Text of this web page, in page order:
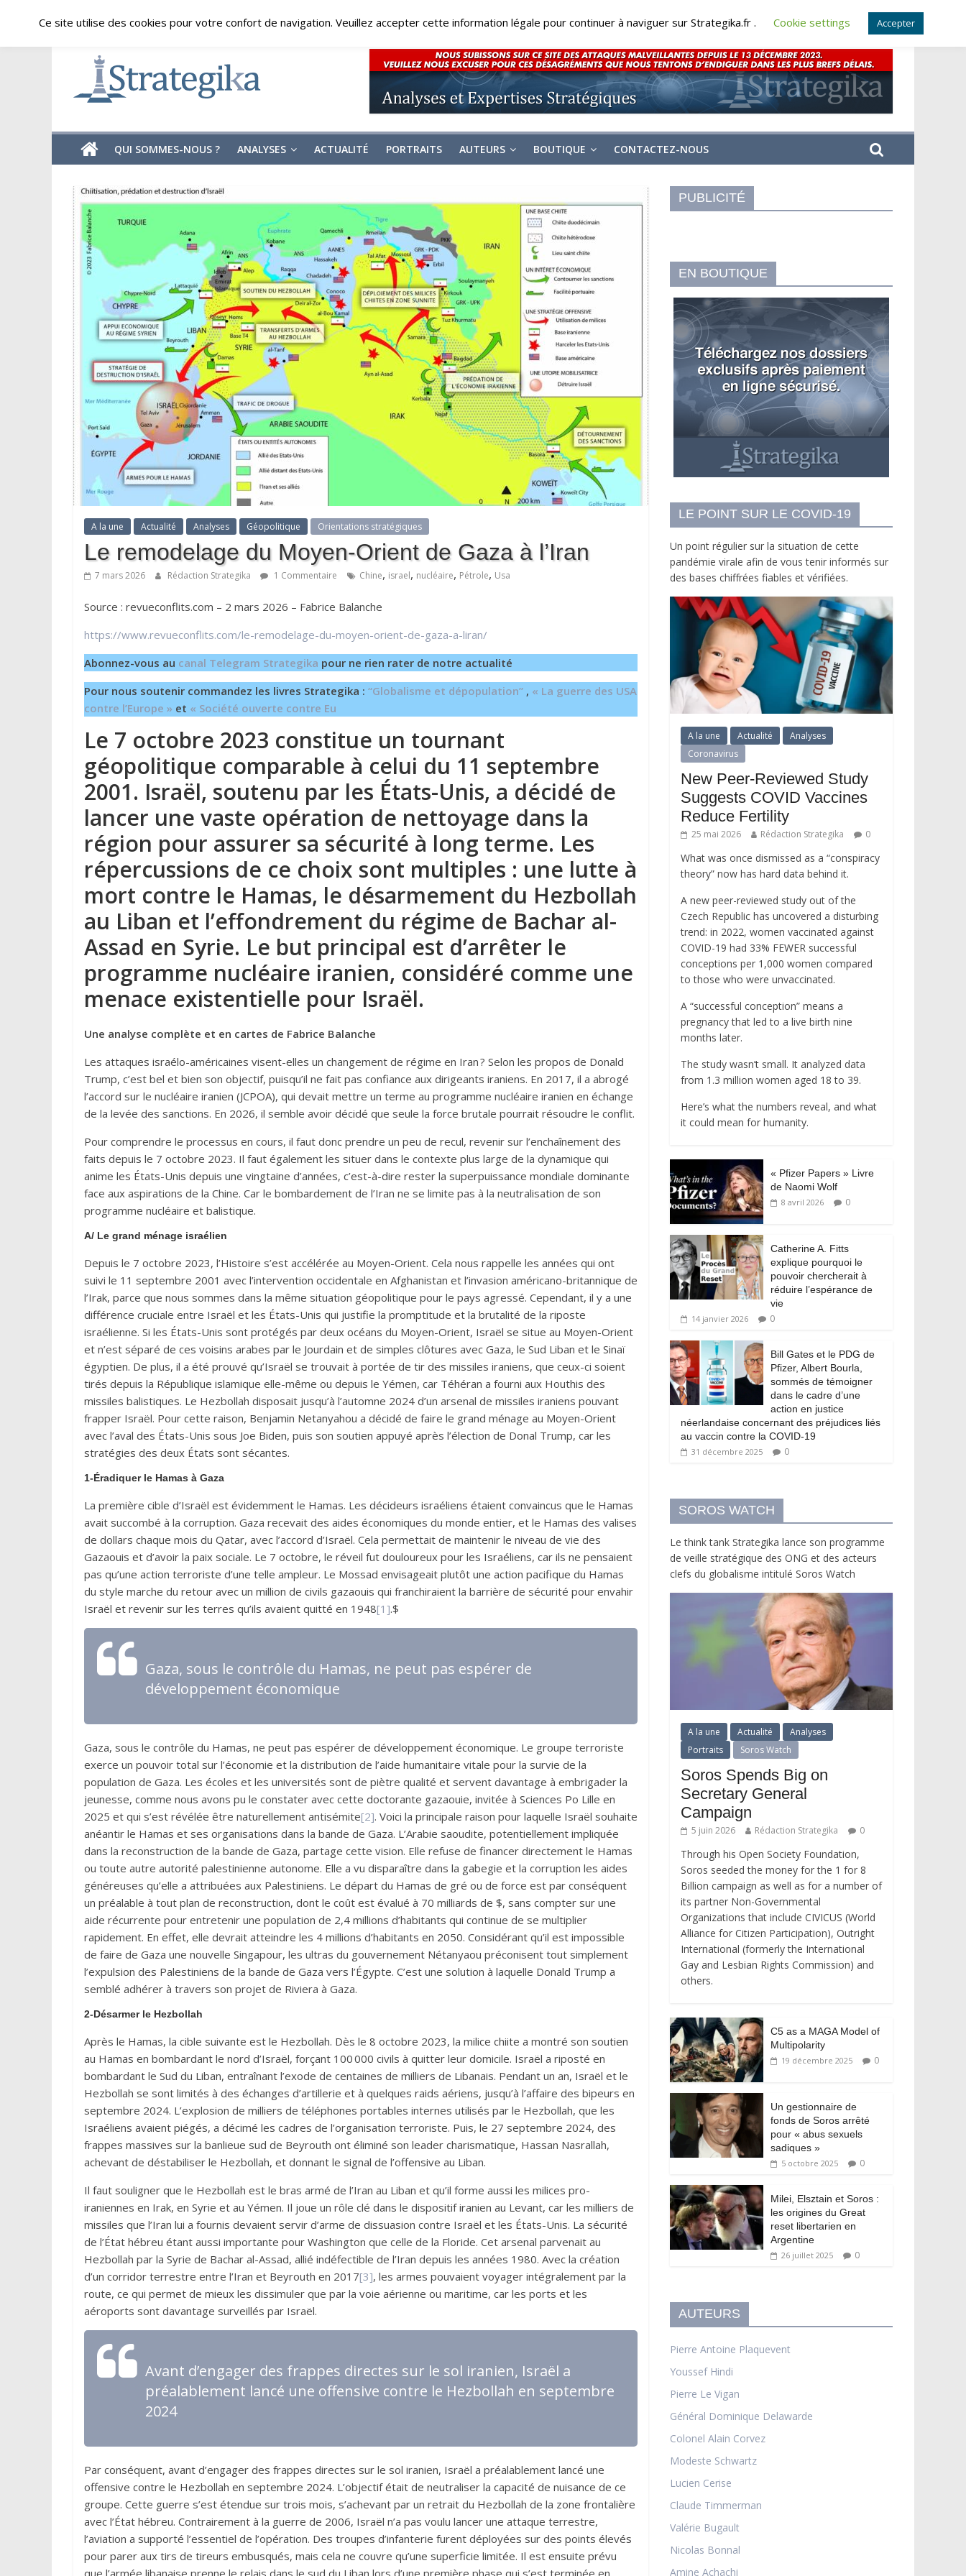
content
vendredi, août 7, 2026
Strategika
Expertise
Analyses
géostratégiques
QUI SOMMES-NOUS ? ANALYSES ACTUALITÉ PORTRAITS AUTEURS BOUTIQUE CONTACTEZ-NOUS
A la une Actualité Analyses Géopolitique Orientations stratégiques
Le remodelage du Moyen-Orient de Gaza à l’Iran
7 mars 2026 Rédaction Strategika 1 Commentaire Chine, israel, nucléaire, Pétrole, Usa
Source : revueconflits.com – 2 mars 2026 – Fabrice Balanche
https://www.revueconflits.com/le-remodelage-du-moyen-orient-de-gaza-a-liran/
Abonnez-vous au canal Telegram Strategika pour ne rien rater de notre actualité
Pour nous soutenir commandez les livres Strategika : “Globalisme et dépopulation” , « La guerre des USA
contre l’Europe » et « Société ouverte contre Eu
Le 7 octobre 2023 constitue un tournant
géopolitique comparable à celui du 11 septembre
2001. Israël, soutenu par les États-Unis, a décidé de
lancer une vaste opération de nettoyage dans la
région pour assurer sa sécurité à long terme. Les
répercussions de ce choix sont multiples : une lutte à
mort contre le Hamas, le désarmement du Hezbollah
au Liban et l’effondrement du régime de Bachar al-
Assad en Syrie. Le but principal est d’arrêter le
programme nucléaire iranien, considéré comme une
menace existentielle pour Israël.
Une analyse complète et en cartes de Fabrice Balanche
Les attaques israélo-américaines visent-elles un changement de régime en Iran ? Selon les propos de Donald
Trump, c’est bel et bien son objectif, puisqu’il ne fait pas confiance aux dirigeants iraniens. En 2017, il a abrogé
l’accord sur le nucléaire iranien (JCPOA), qui devait mettre un terme au programme nucléaire iranien en échange
de la levée des sanctions. En 2026, il semble avoir décidé que seule la force brutale pourrait résoudre le conflit.
Pour comprendre le processus en cours, il faut donc prendre un peu de recul, revenir sur l’enchaînement des
faits depuis le 7 octobre 2023. Il faut également les situer dans le contexte plus large de la dynamique qui
anime les États-Unis depuis une vingtaine d’années, c’est-à-dire rester la superpuissance mondiale dominante
face aux aspirations de la Chine. Car le bombardement de l’Iran ne se limite pas à la neutralisation de son
programme nucléaire et balistique.
A/ Le grand ménage israélien
Depuis le 7 octobre 2023, l’Histoire s’est accélérée au Moyen-Orient. Cela nous rappelle les années qui ont
suivi le 11 septembre 2001 avec l’intervention occidentale en Afghanistan et l’invasion américano-britannique de
l’Irak, parce que nous sommes dans la même situation géopolitique pour le pays agressé. Cependant, il y a une
différence cruciale entre Israël et les États-Unis qui justifie la promptitude et la brutalité de la riposte
israélienne. Si les États-Unis sont protégés par deux océans du Moyen-Orient, Israël se situe au Moyen-Orient
et n’est séparé de ces voisins arabes par le Jourdain et de simples clôtures avec Gaza, le Sud Liban et le Sinaï
égyptien. De plus, il a été prouvé qu’Israël se trouvait à portée de tir des missiles iraniens, que ceux-ci soient
tirés depuis la République islamique elle-même ou depuis le Yémen, car Téhéran a fourni aux Houthis des
missiles balistiques. Le Hezbollah disposait jusqu’à l’automne 2024 d’un arsenal de missiles iraniens pouvant
frapper Israël. Pour cette raison, Benjamin Netanyahou a décidé de faire le grand ménage au Moyen-Orient
avec l’aval des États-Unis sous Joe Biden, puis son soutien appuyé après l’élection de Donal Trump, car les
stratégies des deux États sont sécantes.
1-Éradiquer le Hamas à Gaza
La première cible d’Israël est évidemment le Hamas. Les décideurs israéliens étaient convaincus que le Hamas
avait succombé à la corruption. Gaza recevait des aides économiques du monde entier, et le Hamas des valises
de dollars chaque mois du Qatar, avec l’accord d’Israël. Cela permettait de maintenir le niveau de vie des
Gazaouis et d’avoir la paix sociale. Le 7 octobre, le réveil fut douloureux pour les Israéliens, car ils ne pensaient
pas qu’une action terroriste d’une telle ampleur. Le Mossad envisageait plutôt une action pacifique du Hamas
du style marche du retour avec un million de civils gazaouis qui franchiraient la barrière de sécurité pour envahir
Israël et revenir sur les terres qu’ils avaient quitté en 1948[1].$
Gaza, sous le contrôle du Hamas, ne peut pas espérer de
développement économique
Gaza, sous le contrôle du Hamas, ne peut pas espérer de développement économique. Le groupe terroriste
exerce un pouvoir total sur l’économie et la distribution de l’aide humanitaire vitale pour la survie de la
population de Gaza. Les écoles et les universités sont de piètre qualité et servent davantage à embrigader la
jeunesse, comme nous avons pu le constater avec cette doctorante gazaouie, invitée à Sciences Po Lille en
2025 et qui s’est révélée être naturellement antisémite[2]. Voici la principale raison pour laquelle Israël souhaite
anéantir le Hamas et ses organisations dans la bande de Gaza. L’Arabie saoudite, potentiellement impliquée
dans la reconstruction de la bande de Gaza, partage cette vision. Elle refuse de financer directement le Hamas
ou toute autre autorité palestinienne autonome. Elle a vu disparaître dans la gabegie et la corruption les aides
généreuses qu’elle a attribuées aux Palestiniens. Le départ du Hamas de gré ou de force est par conséquent
un préalable à tout plan de reconstruction, dont le coût est évalué à 70 milliards de $, sans compter sur une
aide récurrente pour entretenir une population de 2,4 millions d’habitants qui continue de se multiplier
rapidement. En effet, elle devrait atteindre les 4 millions d’habitants en 2050. Considérant qu’il est impossible
de faire de Gaza une nouvelle Singapour, les ultras du gouvernement Nétanyaou préconisent tout simplement
l’expulsion des Palestiniens de la bande de Gaza vers l’Égypte. C’est une solution à laquelle Donald Trump a
semblé adhérer à travers son projet de Riviera à Gaza.
2-Désarmer le Hezbollah
Après le Hamas, la cible suivante est le Hezbollah. Dès le 8 octobre 2023, la milice chiite a montré son soutien
au Hamas en bombardant le nord d’Israël, forçant 100 000 civils à quitter leur domicile. Israël a riposté en
bombardant le Sud du Liban, entraînant l’exode de centaines de milliers de Libanais. Pendant un an, Israël et le
Hezbollah se sont limités à des échanges d’artillerie et à quelques raids aériens, jusqu’à l’affaire des bipeurs en
septembre 2024. L’explosion de milliers de téléphones portables internes utilisés par le Hezbollah, que les
Israéliens avaient piégés, a décimé les cadres de l’organisation terroriste. Puis, le 27 septembre 2024, des
frappes massives sur la banlieue sud de Beyrouth ont éliminé son leader charismatique, Hassan Nasrallah,
achevant de déstabiliser le Hezbollah, et donnant le signal de l’offensive au Liban.
Il faut souligner que le Hezbollah est le bras armé de l’Iran au Liban et qu’il forme aussi les milices pro-
iraniennes en Irak, en Syrie et au Yémen. Il joue un rôle clé dans le dispositif iranien au Levant, car les milliers de
missiles que l’Iran lui a fournis devaient servir d’arme de dissuasion contre Israël et les États-Unis. La sécurité
de l’État hébreu étant aussi importante pour Washington que celle de la Floride. Cet arsenal parvenait au
Hezbollah par la Syrie de Bachar al-Assad, allié indéfectible de l’Iran depuis les années 1980. Avec la création
d’un corridor terrestre entre l’Iran et Beyrouth en 2017[3], les armes pouvaient voyager intégralement par la
route, ce qui permet de mieux les dissimuler que par la voie aérienne ou maritime, car les ports et les
aéroports sont davantage surveillés par Israël.
Avant d’engager des frappes directes sur le sol iranien, Israël a
préalablement lancé une offensive contre le Hezbollah en septembre
2024
Par conséquent, avant d’engager des frappes directes sur le sol iranien, Israël a préalablement lancé une
offensive contre le Hezbollah en septembre 2024. L’objectif était de neutraliser la capacité de nuisance de ce
groupe. Cette guerre s’est étendue sur trois mois, s’achevant par un retrait du Hezbollah de la zone frontalière
avec l’État hébreu. Contrairement à la guerre de 2006, Israël n’a pas voulu lancer une attaque terrestre,
l’aviation a supporté l’essentiel de l’opération. Des troupes d’infanterie furent déployées sur des points élevés
pour parer aux tirs de tireurs embusqués, mais cela ne couvre qu’une superficie limitée. Il est ensuite prévu
que l’armée libanaise prenne le relais dans le sud du Liban lors d’une première phase qui s’est terminée en
PUBLICITÉ
EN BOUTIQUE
LE POINT SUR LE COVID-19
Un point régulier sur la situation de cette
pandémie virale afin de vous tenir informés sur
des bases chiffrées fiables et vérifiées.
A la une Actualité
Analyses
Coronavirus
New Peer-Reviewed Study
Suggests COVID Vaccines
Reduce Fertility
25 mai 2026 Rédaction Strategika 0
What was once dismissed as a “conspiracy
theory” now has hard data behind it.
A new peer-reviewed study out of the
Czech Republic has uncovered a disturbing
trend: in 2022, women vaccinated against
COVID-19 had 33% FEWER successful
conceptions per 1,000 women compared
to those who were unvaccinated.
A “successful conception” means a
pregnancy that led to a live birth nine
months later.
The study wasn’t small. It analyzed data
from 1.3 million women aged 18 to 39.
Here’s what the numbers reveal, and what
it could mean for humanity.
« Pfizer Papers » Livre
de Naomi Wolf
8 avril 2026 0
Catherine A. Fitts
explique pourquoi le
pouvoir chercherait à
réduire l’espérance de
vie
14 janvier 2026 0
Bill Gates et le PDG de
Pfizer, Albert Bourla,
sommés de témoigner
dans le cadre d’une
action en justice
néerlandaise concernant des préjudices liés
au vaccin contre la COVID-19
31 décembre 2025 0
SOROS WATCH
Le think tank Strategika lance son programme
de veille stratégique des ONG et des acteurs
clefs du globalisme intitulé Soros Watch
A la une Actualité
Analyses
Portraits
Soros Watch
Soros Spends Big on
Secretary General
Campaign
5 juin 2026 Rédaction Strategika 0
Through his Open Society Foundation,
Soros seeded the money for the 1 for 8
Billion campaign as well as for a number of
its partner Non-Governmental
Organizations that include CIVICUS (World
Alliance for Citizen Participation), Outright
International (formerly the International
Gay and Lesbian Rights Commission) and
others.
C5 as a MAGA Model of
Multipolarity
19 décembre 2025 0
Un gestionnaire de
fonds de Soros arrêté
pour « abus sexuels
sadiques »
5 octobre 2025 0
Milei, Elsztain et Soros :
les origines du Great
reset libertarien en
Argentine
26 juillet 2025 0
AUTEURS
Pierre Antoine Plaquevent
Youssef Hindi
Pierre Le Vigan
Général Dominique Delawarde
Colonel Alain Corvez
Modeste Schwartz
Lucien Cerise
Claude Timmerman
Valérie Bugault
Nicolas Bonnal
Amine Achachi
Ce site utilise des cookies pour votre confort de navigation. Veuillez accepter cette information légale pour continuer à naviguer sur Strategika.fr . Cookie settings Accepter